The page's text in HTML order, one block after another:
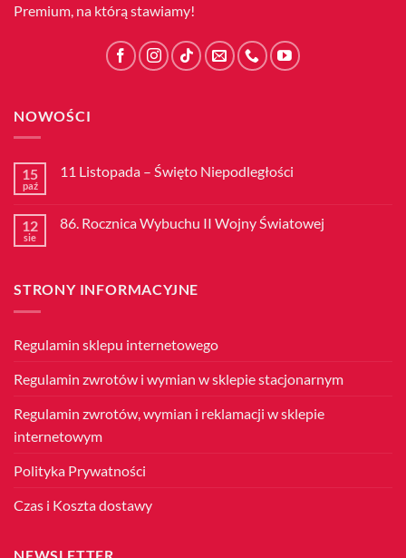
Premium, na którą stawiamy!
NOWOŚCI
15
paź
11 Listopada – Święto Niepodległości
11
12
sie
86. Rocznica Wybuchu II Wojny Światowej
Rocznica
STRONY INFORMACYJNE
Regulamin sklepu internetowego
Regulamin zwrotów i wymian w sklepie stacjonarnym
Regulamin zwrotów, wymian i reklamacji w sklepie
internetowym
Polityka Prywatności
Czas i Koszta dostawy